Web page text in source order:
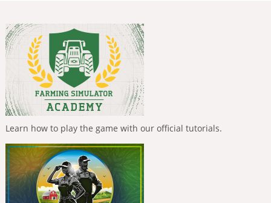
Learn how to play the game with our official tutorials.